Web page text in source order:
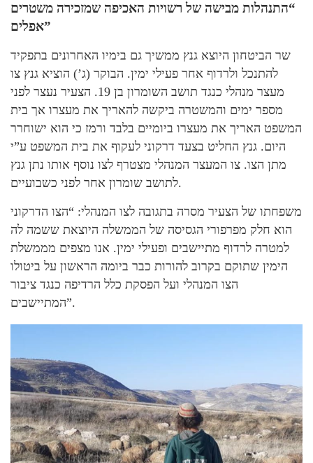
“התנהלות מבישה של רשויות האכיפה שמזכירה משטרים
אפלים”
שר הביטחון היוצא גנץ ממשיך גם בימיו האחרונים בתפקיד
להתנכל ולרדוף אחר פעילי ימין. הבוקר (ג’) הוציא גנץ צו
מעצר מנהלי כנגד תושב השומרון בן 19. הצעיר נעצר לפני
מספר ימים והמשטרה ביקשה להאריך את מעצרו אך בית
המשפט האריך את מעצרו ביומיים בלבד ורמז כי הוא ישוחרר
היום. גנץ החליט בצעד דרקוני לעקוף את בית המשפט ע”י
מתן הצו. צו המעצר המנהלי מצטרף לצו נוסף אותו נתן גנץ
לתושב שומרון אחר לפני כשבועיים.
משפחתו של הצעיר מסרה בתגובה לצו המנהלי: “הצו הדרקוני
הוא חלק מפרפורי הגסיסה של הממשלה היוצאת ששמה לה
למטרה לרדוף מתיישבים ופעילי ימין. אנו מצפים מממשלת
הימין שתוקם בקרוב להורות כבר ביומה הראשון על ביטולו
הצו המנהלי ועל הפסקת כלל הרדיפה כנגד ציבור
המתיישבים”.